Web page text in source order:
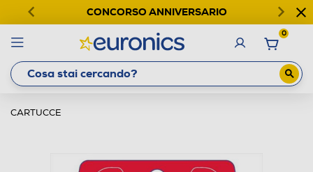
CONCORSO ANNIVERSARIO
0
CARTUCCE